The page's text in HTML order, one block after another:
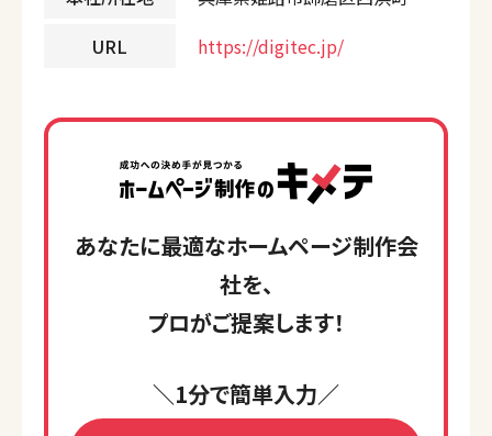
URL
https://digitec.jp/
あなたに最適なホームページ制作会
社を、
プロがご提案します！
＼1分で簡単入力／